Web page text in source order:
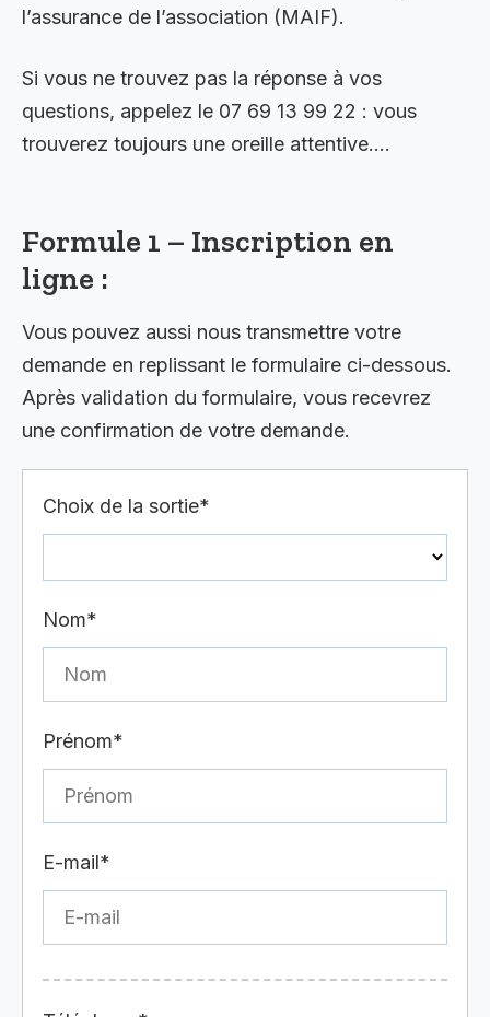
l’assurance de l’association (MAIF).
Si vous ne trouvez pas la réponse à vos
questions, appelez le 07 69 13 99 22 : vous
trouverez toujours une oreille attentive….
Formule 1 – Inscription en
ligne :
Vous pouvez aussi nous transmettre votre
demande en replissant le formulaire ci-dessous.
Après validation du formulaire, vous recevrez
une confirmation de votre demande.
Choix de la sortie*
Nom*
Prénom*
E-mail*